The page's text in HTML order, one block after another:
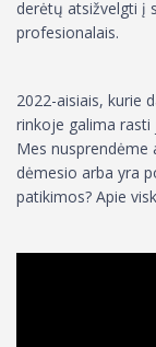
derėtų atsižvelgti į
profesionalais.
2022-aisiais, kurie
rinkoje galima rasti
Mes nusprendėme
dėmesio arba yra
patikimos? Apie